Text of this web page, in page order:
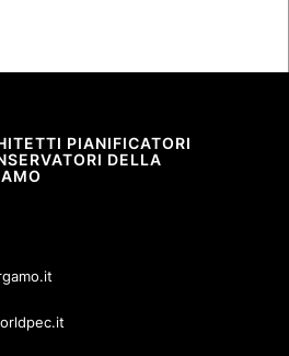
PIANIFICATORI
DELLA